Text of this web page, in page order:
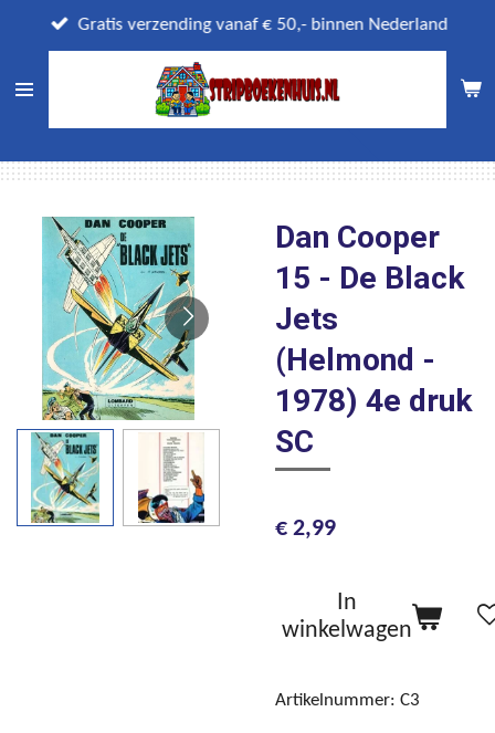
direct
naar
Gratis verzending vanaf € 50,- binnen Nederland
Dan Cooper
15 - De Black
Jets
(Helmond -
1978) 4e druk
SC
€ 2,99
In
winkelwagen
Artikelnummer: C3